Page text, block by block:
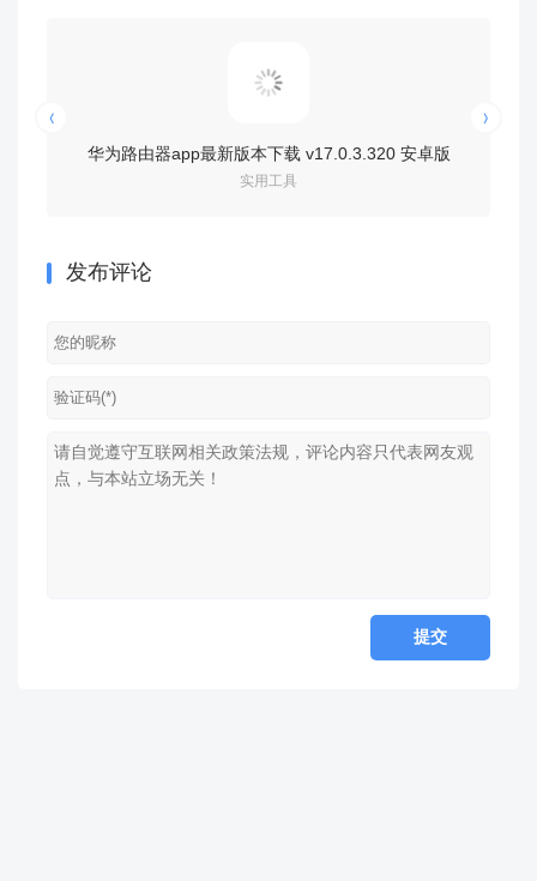
华为路由器app最新版本下载 v17.0.3.320 安卓版
实用工具
发布评论